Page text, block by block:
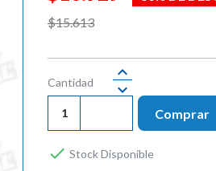
$15.613
Cantidad
Comprar
 Stock Disponible